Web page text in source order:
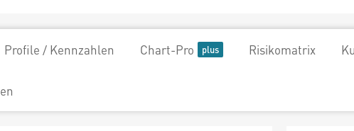
Profile / Kennzahlen Chart-Pro Risikomatrix